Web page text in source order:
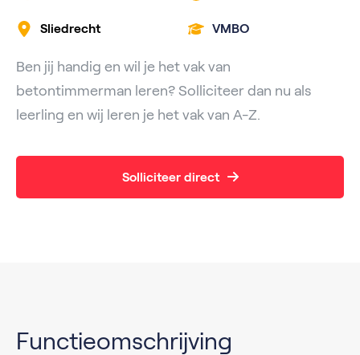
Sliedrecht VMBO
Ben jij handig en wil je het vak van
betontimmerman leren? Solliciteer dan nu als
leerling en wij leren je het vak van A-Z.
Solliciteer direct
Functieomschrijving